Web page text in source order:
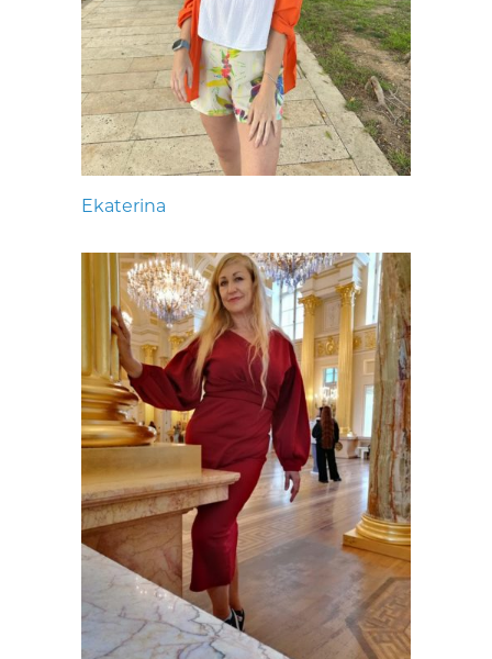
Ekaterina